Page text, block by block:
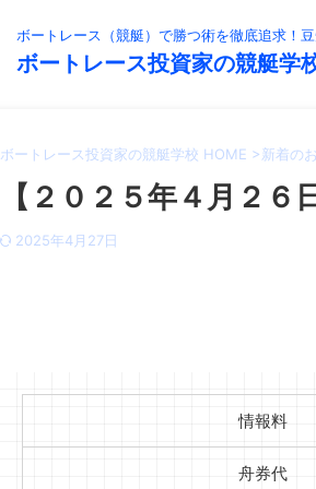
ボートレース（競艇）で勝つ術を徹底追求！
ボートレース投資家の競艇学
ボートレース投資家の競艇学校 HOME >新着の
【２０２５年４月２６
2025年4月27日
情報料
舟券代